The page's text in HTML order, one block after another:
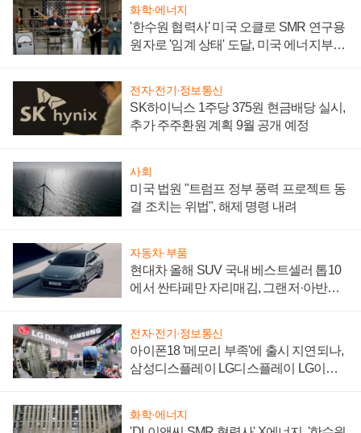
화학·에너지
'한수원 협력사' 미국 오클로 SMR 연구용
원자로 '임계 상태' 도달, 미국 에너지부
전자·전기·정보통신
SK하이닉스 1주당 375원 현금배당 실시,
추가 주주환원 계획 9월 공개 예정
사회
미국 법원 "트럼프 정부 풍력 프로젝트 동
결 조치는 위법", 해제 명령 내려
자동차·부품
현대차 올해 SUV 국내 베스트셀러 톱10
에서 싼타페만 자리매김, 그랜저·아반떼
전자·전기·정보통신
아이폰18 '메모리 부족'에 출시 지연되나,
삼성디스플레이 LG디스플레이 LG이노
화학·에너지